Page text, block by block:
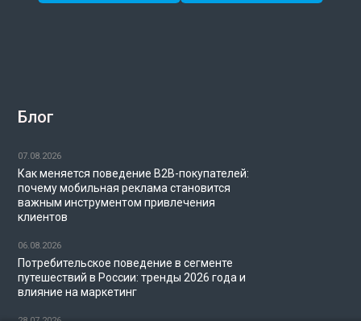
Блог
07.08.2026
Как меняется поведение B2B-покупателей:
почему мобильная реклама становится
важным инструментом привлечения
клиентов
06.08.2026
Потребительское поведение в сегменте
путешествий в России: тренды 2026 года и
влияние на маркетинг